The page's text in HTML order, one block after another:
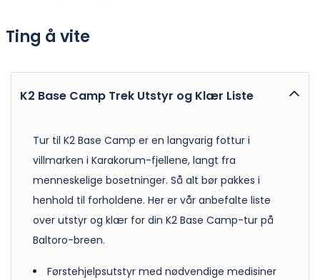
Ting å vite
K2 Base Camp Trek Utstyr og Klær Liste
Tur til K2 Base Camp er en langvarig fottur i
villmarken i Karakorum-fjellene, langt fra
menneskelige bosetninger. Så alt bør pakkes i
henhold til forholdene. Her er vår anbefalte liste
over utstyr og klær for din K2 Base Camp-tur på
Baltoro-breen.
Førstehjelpsutstyr med nødvendige medisiner